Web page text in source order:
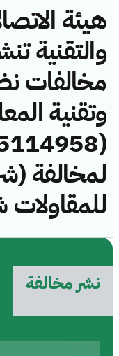
هيئة
والتقنية
مخالفات
وتقنية
لمخالفة
نشر مخالفة